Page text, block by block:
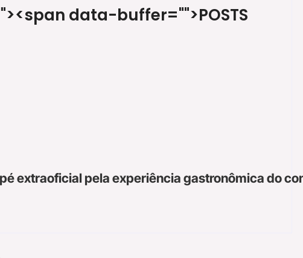
"><span data-buffer="">POSTS
extraoficial pela experiência gastronômica do